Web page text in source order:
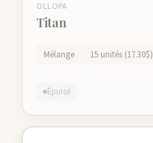
OLLOPA
Titan
Mélange 15 unités (17.30$)
Épuisé